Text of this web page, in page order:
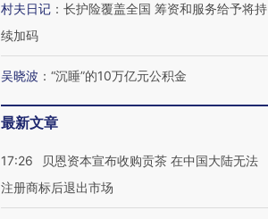
村夫日记 ： 长护险覆盖全国 筹资和服务给予将持
续加码
吴晓波 ： “沉睡”的10万亿元公积金
最新文章
17:26
贝恩资本宣布收购贡茶 在中国大陆无法
注册商标后退出市场